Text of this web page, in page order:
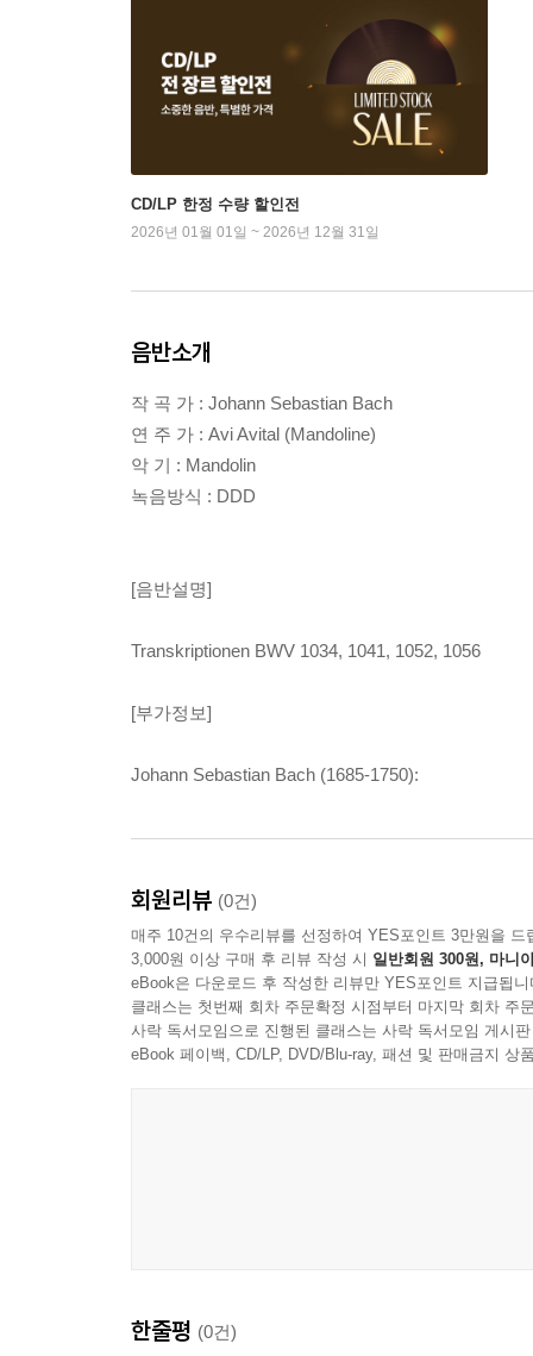
CD/LP 한정 수량 할인전
2026년 01월 01일 ~ 2026년 12월 31일
음반소개
작 곡 가 : Johann Sebastian Bach
연 주 가 : Avi Avital (Mandoline)
악 기 : Mandolin
녹음방식 : DDD
[음반설명]
Transkriptionen BWV 1034, 1041, 1052, 1056
[부가정보]
Johann Sebastian Bach (1685-1750):
회원리뷰 (0건)
매주 10건의 우수리뷰를 선정하여 YES포인트 3만원을 드
3,000원 이상 구매 후 리뷰 작성 시 일반회원 300원, 마니
eBook은 다운로드 후 작성한 리뷰만 YES포인트 지급됩니
클래스는 첫번째 회차 주문확정 시점부터 마지막 회차 주
사락 독서모임으로 진행된 클래스는 사락 독서모임 게시
eBook 페이백, CD/LP, DVD/Blu-ray, 패션 및 판매금지 상
한줄평 (0건)